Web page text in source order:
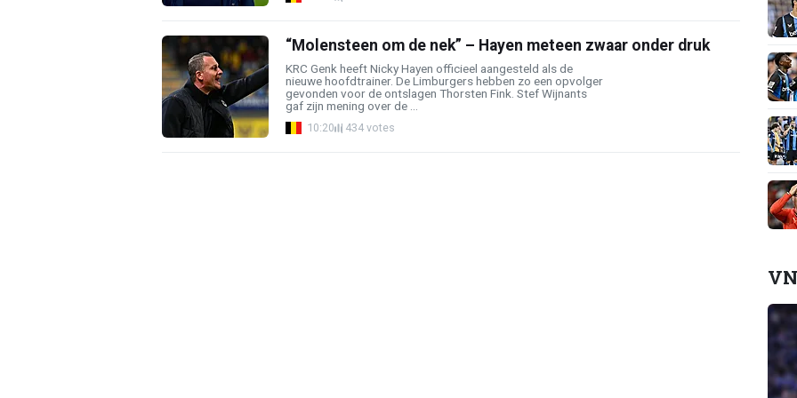
“Molensteen om de nek” – Hayen meteen zwaar onder druk
KRC Genk heeft Nicky Hayen officieel aangesteld als de
nieuwe hoofdtrainer. De Limburgers hebben zo een opvolger
gevonden voor de ontslagen Thorsten Fink. Stef Wijnants
gaf zijn mening over de ...
10:20 434 votes